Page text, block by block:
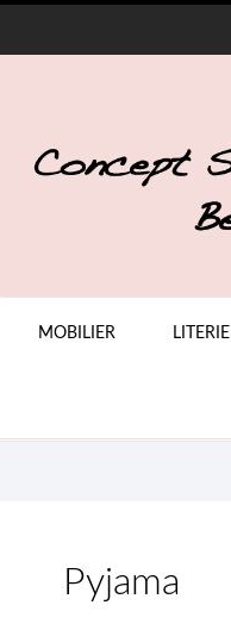
MOBILIER LITERIE
Pyjama